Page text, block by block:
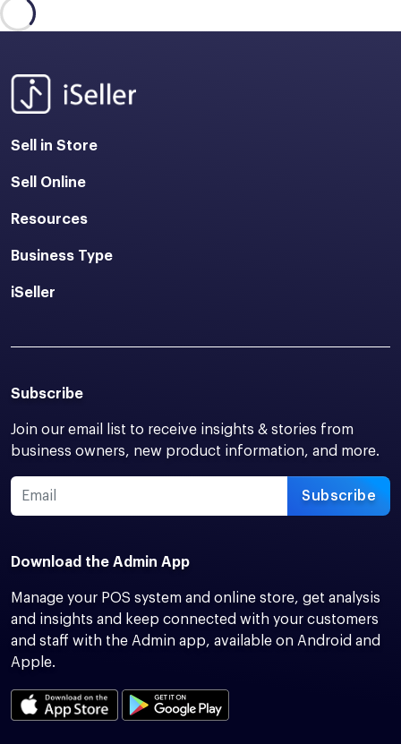
Sell in Store
Sell Online
Resources
Business Type
iSeller
Subscribe
Join our email list to receive insights & stories from
business owners, new product information, and more.
Subscribe
Download the Admin App
Manage your POS system and online store, get analysis
and insights and keep connected with your customers
and staff with the Admin app, available on Android and
Apple.